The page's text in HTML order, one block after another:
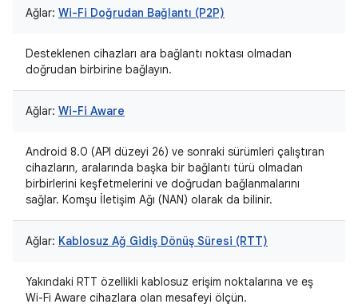
Ağlar: Wi-Fi Doğrudan Bağlantı (P2P)
Desteklenen cihazları ara bağlantı noktası olmadan
doğrudan birbirine bağlayın.
Ağlar: Wi-Fi Aware
Android 8.0 (API düzeyi 26) ve sonraki sürümleri çalıştıran
cihazların, aralarında başka bir bağlantı türü olmadan
birbirlerini keşfetmelerini ve doğrudan bağlanmalarını
sağlar. Komşu İletişim Ağı (NAN) olarak da bilinir.
Ağlar: Kablosuz Ağ Gidiş Dönüş Süresi (RTT)
Yakındaki RTT özellikli kablosuz erişim noktalarına ve eş
Wi-Fi Aware cihazlara olan mesafeyi ölçün.